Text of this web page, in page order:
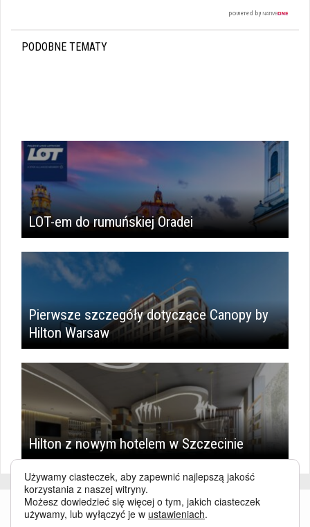
PODOBNE TEMATY
LOT-em do rumuńskiej Oradei
Pierwsze szczegóły dotyczące Canopy by
Hilton Warsaw
Hilton z nowym hotelem w Szczecinie
Używamy ciasteczek, aby zapewnić najlepszą jakość
korzystania z naszej witryny.
Możesz dowiedzieć się więcej o tym, jakich ciasteczek
używamy, lub wyłączyć je w ustawieniach.